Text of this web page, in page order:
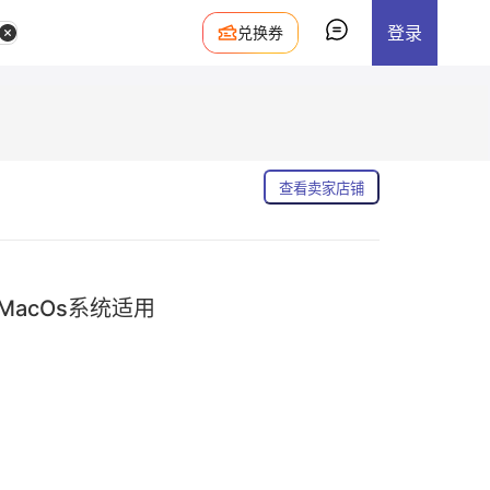
兑换券 登录
查看卖家店铺
系统适用